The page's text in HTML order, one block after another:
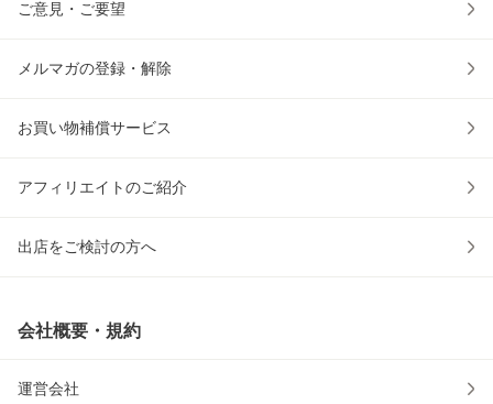
ご意見・ご要望
メルマガの登録・解除
お買い物補償サービス
アフィリエイトのご紹介
出店をご検討の方へ
会社概要・規約
運営会社